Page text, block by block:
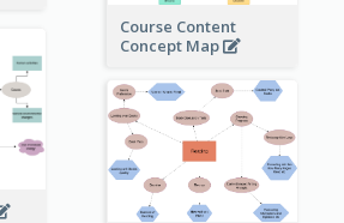
Course Content
Concept Map